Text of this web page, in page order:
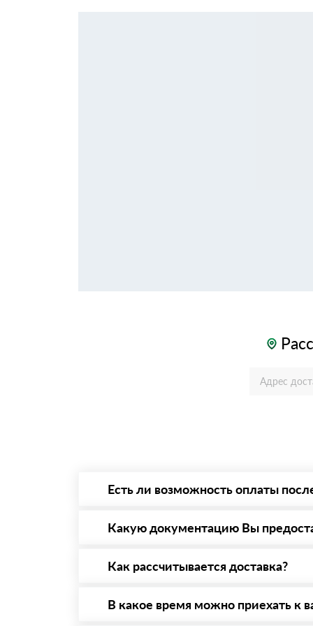
Есть ли возможность оплаты
то Вы вправе от него отказаться.
Какую документацию Вы
Как рассчитывается доставка?
стоимости и сроков доставки, которые
В какое время можно приехать к